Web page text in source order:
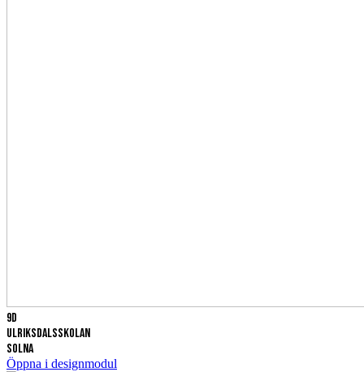
9D
Ulriksdalsskolan
solna
Öppna i designmodul